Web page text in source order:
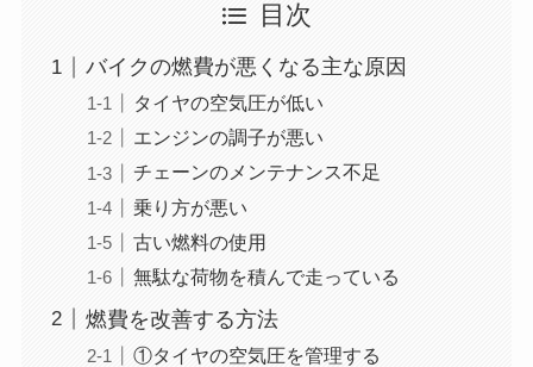
目次
バイクの燃費が悪くなる主な原因
タイヤの空気圧が低い
エンジンの調子が悪い
チェーンのメンテナンス不足
乗り方が悪い
古い燃料の使用
無駄な荷物を積んで走っている
燃費を改善する方法
①タイヤの空気圧を管理する